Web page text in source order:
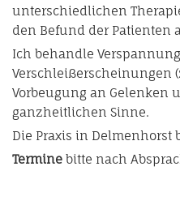
unterschiedlichen
den Befund der Patienten
Ich behandle
Verschleißerscheinungen
Vorbeugung an Gelenken
ganzheitlichen Sinne.
Die Praxis in Delmenhorst
Termine bitte nach